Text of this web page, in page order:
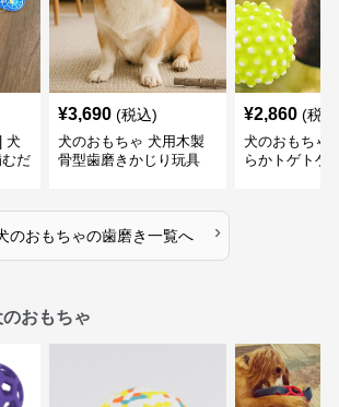
犬
だ
¥3,690 (税込)
犬のおもちゃ 犬用木製
骨型歯磨きかじり玩具
¥2,860 (税
犬のおもちゃ
らかトゲトゲ
のおもちゃの歯磨き一覧へ ›
おもちゃ